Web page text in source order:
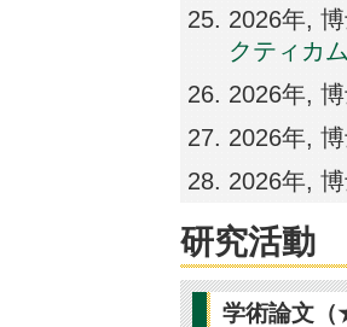
2026年,
クティカ
2026年,
2026年,
2026年,
研究活動
学術論文